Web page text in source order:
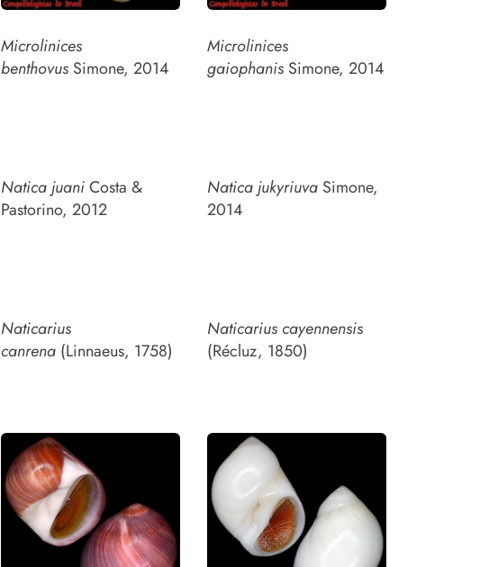
Microlinices
benthovusSimone, 2014
Microlinices
gaiophanisSimone, 2014
Natica juaniCosta &
Pastorino, 2012
Natica jukyriuvaSimone,
2014
Naticarius
canrena(Linnaeus, 1758)
Naticarius cayennensis
(Récluz, 1850)